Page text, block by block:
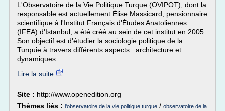
L'Observatoire de la Vie Politique Turque (OVIPOT), dont la
responsable est actuellement Élise Massicard, pensionnaire
scientifique à l'Institut Français d'Études Anatoliennes
(IFEA) d'Istanbul, a été créé au sein de cet institut en 2005.
Son objectif est d'étudier la sociologie politique de la
Turquie à travers différents aspects : architecture et
dynamiques...
Lire la suite
Site : http://www.openedition.org
Thèmes liés : l'observatoire de la vie politique turque / observatoire de la